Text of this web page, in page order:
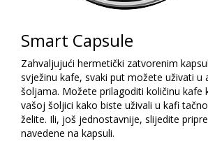
Smart Capsule
Zahvaljujući hermetički zatvorenim
svježinu kafe, svaki put možete uživati ​​u
šoljama. Možete prilagoditi količinu kafe
vašoj šoljici kako biste uživali u kafi
želite. Ili, još jednostavnije, slijedite
navedene na kapsuli.